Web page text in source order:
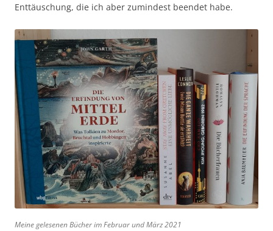
Enttäuschung, die ich aber zumindest beendet habe.
Meine gelesenen Bücher im Februar und März 2021